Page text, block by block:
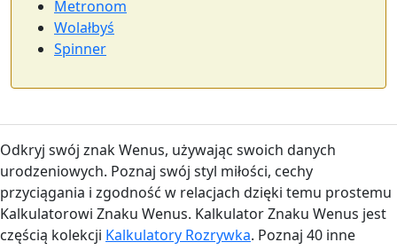
Metronom
Wolałbyś
Spinner
Odkryj swój znak Wenus, używając swoich danych
urodzeniowych. Poznaj swój styl miłości, cechy
przyciągania i zgodność w relacjach dzięki temu prostemu
Kalkulatorowi Znaku Wenus. Kalkulator Znaku Wenus jest
częścią kolekcji Kalkulatory Rozrywka. Poznaj 40 inne